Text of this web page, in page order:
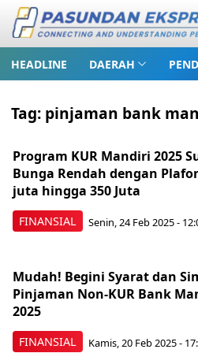
HEADLINE DAERAH
Tag: pinjaman bank
FINANSIAL
Program KUR Mandiri 2025
Bunga Rendah dengan
juta hingga 350 Juta
Senin, 24 Feb 2025 -
FINANSIAL
Mudah! Begini Syarat dan
Pinjaman Non-KUR Bank
2025
Kamis, 20 Feb 2025 -